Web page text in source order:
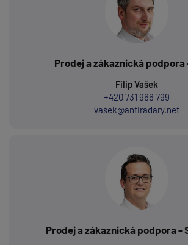
Prodej a zákaznická podpora
Filip Vašek
+420 731 966 799
vasek@antiradary.net
Prodej a zákaznická podpora -